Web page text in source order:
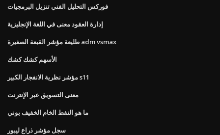
فوركس التحليل الفني تنزيل البرمجيات
إدارة العقود معنى في اللغة الإنجليزية
طليعة مؤشر القبعة الصغيرة adm vsmax
الأسهم كشك كشك
مؤشر نظرية الانفجار الكبير s11
معنى التسويق عبر الإنترنت
ما هو النفط الخام الخفيف بوني
سجل مؤشر ذراع ليبور